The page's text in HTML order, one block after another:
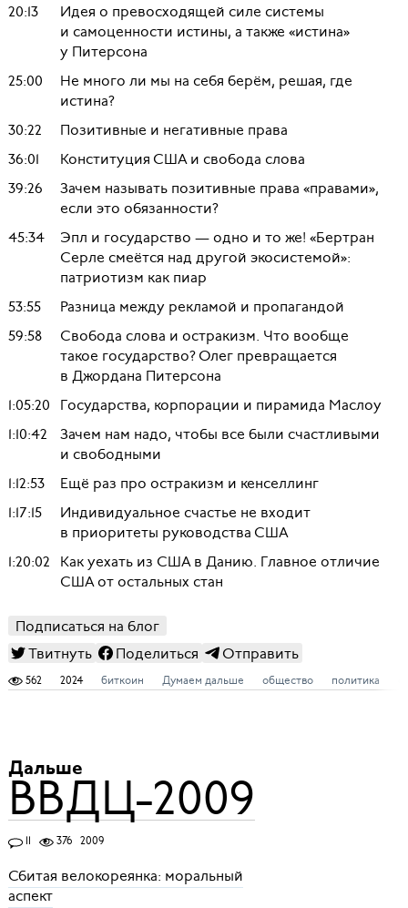
20:13
Идея о превосходящей силе системы
и самоценности истины, а также «истина»
у Питерсона
25:00
Не много ли мы на себя берём, решая, где
истина?
30:22
Позитивные и негативные права
36:01
Конституция США и свобода слова
39:26
Зачем называть позитивные права «правами»,
если это обязанности?
45:34
Эпл и государство — одно и то же! «Бертран
Серле смеётся над другой экосистемой»:
патриотизм как пиар
53:55
Разница между рекламой и пропагандой
59:58
Свобода слова и остракизм. Что вообще
такое государство? Олег превращается
в Джордана Питерсона
1:05:20 Государства, корпорации и пирамида Маслоу
1:10:42
Зачем нам надо, чтобы все были счастливыми
и свободными
1:12:53
Ещё раз про остракизм и кенселлинг
1:17:15
Индивидуальное счастье не входит
в приоритеты руководства США
1:20:02 Как уехать из США в Данию. Главное отличие
США от остальных стан
Подписаться на блог
Твитнуть
Поделиться Отправить
562 2024 биткоин Думаем дальше общество политика
Дальше
ВВДЦ-2009
11 376 2009
Сбитая велокореянка: моральный
аспект